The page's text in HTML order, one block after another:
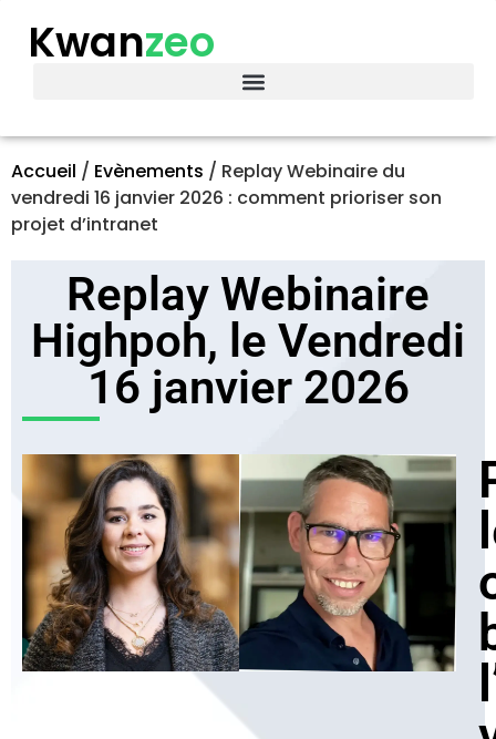
Kwanzeo
Accueil / Evènements / Replay Webinaire du
vendredi 16 janvier 2026 : comment prioriser son
projet d’intranet
Replay Webinaire
Highpoh, le Vendredi
16 janvier 2026